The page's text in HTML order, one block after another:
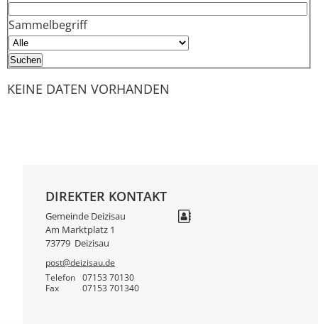
Sammelbegriff
KEINE DATEN VORHANDEN
DIREKTER KONTAKT
Gemeinde Deizisau
Am Marktplatz 1
73779 Deizisau
post@deizisau.de
Telefon
07153 70130
Fax 07153 701340